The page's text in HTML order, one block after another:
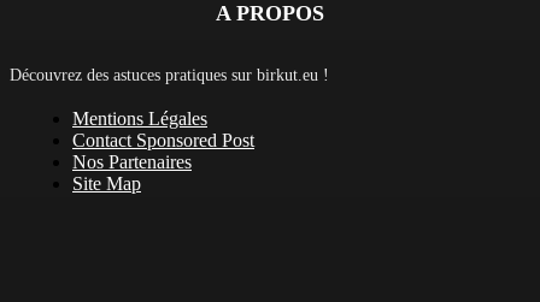
A PROPOS
Découvrez des astuces pratiques sur birkut.eu !
Mentions Légales
Contact Sponsored Post
Nos Partenaires
Site Map